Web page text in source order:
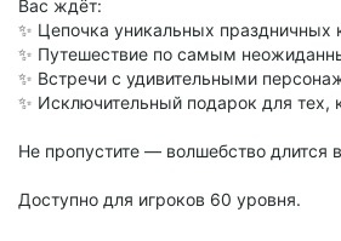
Вас ждёт:
✨ Цепочка уникальных праздничных
✨ Путешествие по самым
✨ Встречи с удивительными
✨ Исключительный подарок для тех,
Не пропустите — волшебство длится
Доступно для игроков 60 уровня.